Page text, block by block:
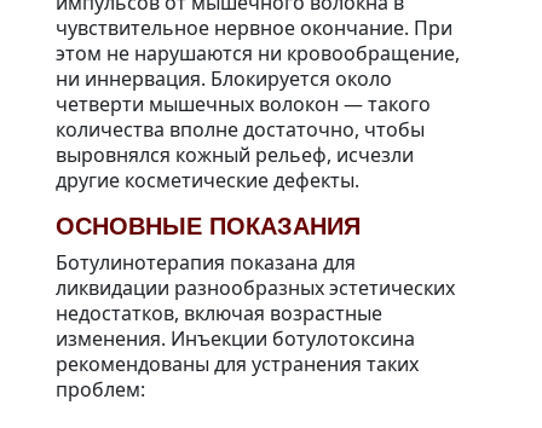
чувствительное нервное окончание. При
этом не нарушаются ни кровообращение,
ни иннервация. Блокируется около
четверти мышечных волокон — такого
количества вполне достаточно, чтобы
выровнялся кожный рельеф, исчезли
другие косметические дефекты.
ОСНОВНЫЕ ПОКАЗАНИЯ
Ботулинотерапия показана для
ликвидации разнообразных эстетических
недостатков, включая возрастные
изменения. Инъекции ботулотоксина
рекомендованы для устранения таких
проблем: